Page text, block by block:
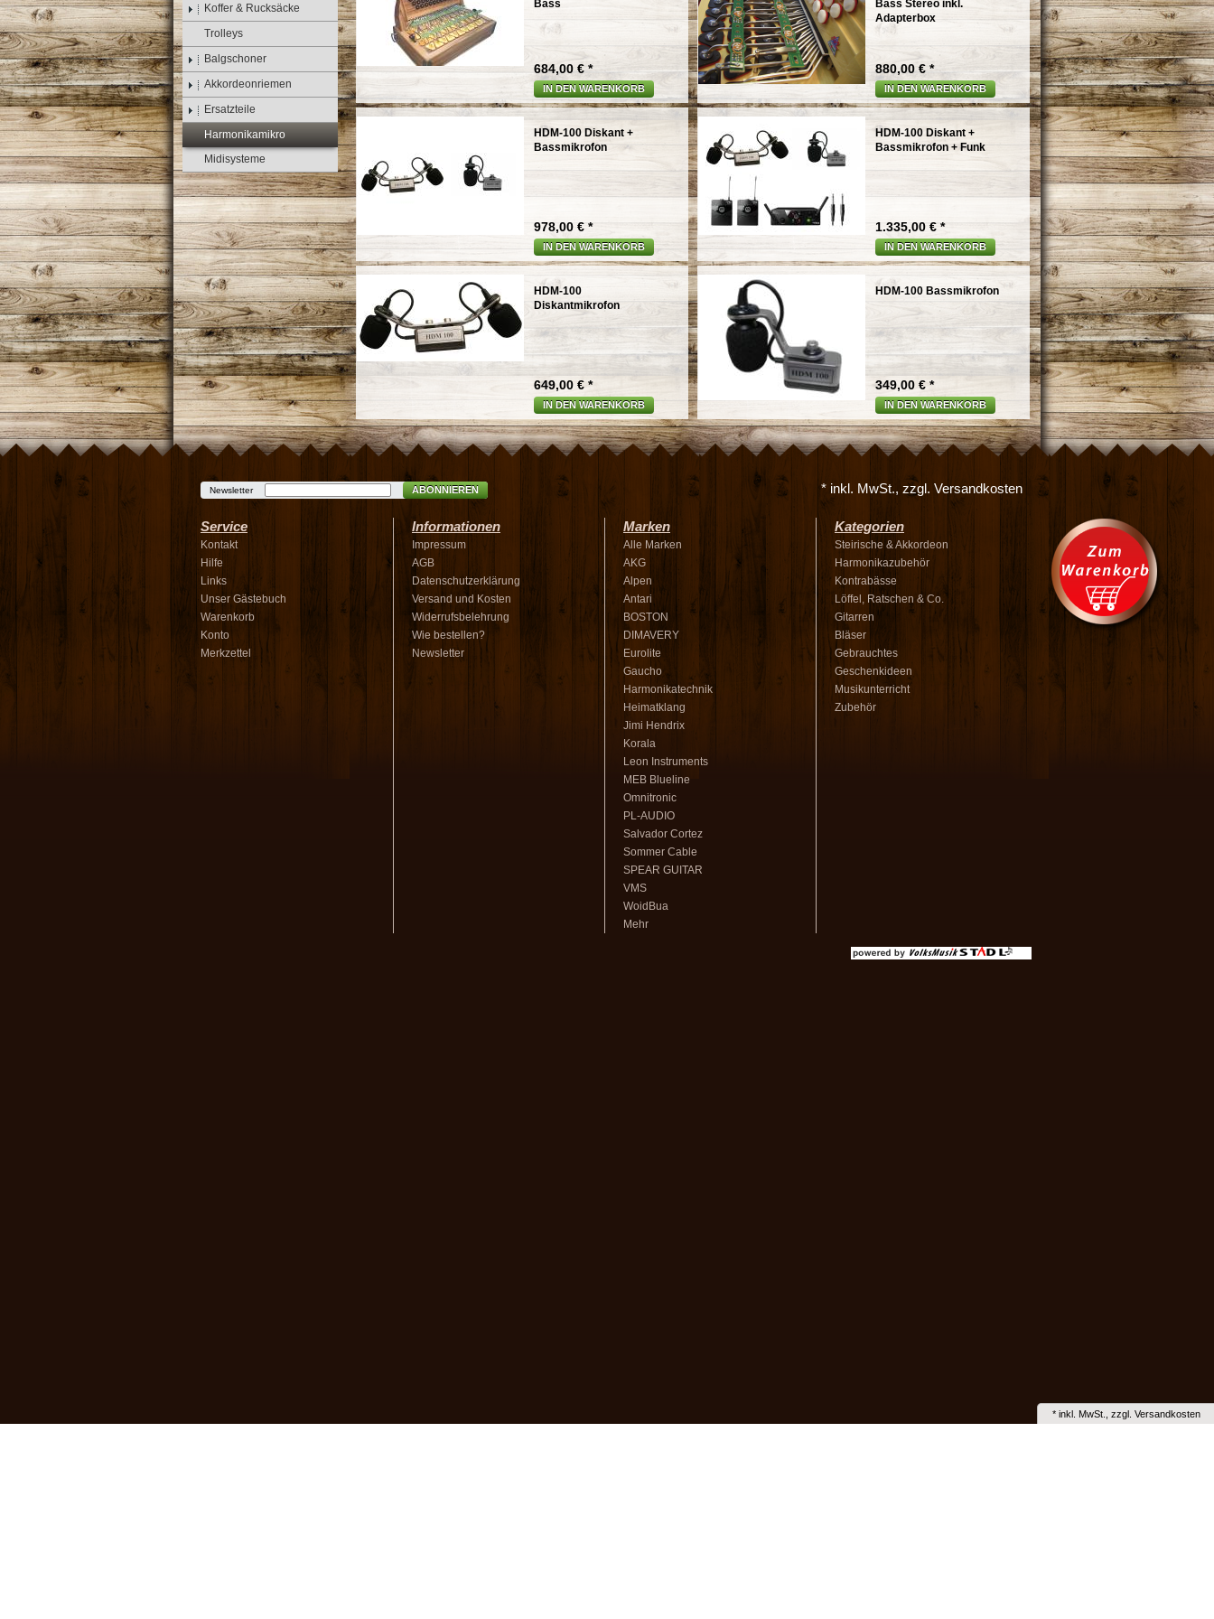
Koffer & Rucksäcke
Trolleys
Balgschoner
Akkordeonriemen
Ersatzteile
Harmonikamikro
Midisysteme
Bass
684,00 € *
IN DEN WARENKORB
Bass Stereo inkl.
Adapterbox
880,00 € *
IN DEN WARENKORB
HDM-100 Diskant +
Bassmikrofon
978,00 € *
IN DEN WARENKORB
HDM-100 Diskant +
Bassmikrofon + Funk
1.335,00 € *
IN DEN WARENKORB
HDM-100
Diskantmikrofon
649,00 € *
IN DEN WARENKORB
HDM-100 Bassmikrofon
349,00 € *
IN DEN WARENKORB
Newsletter ABONNIEREN * inkl. MwSt., zzgl. Versandkosten
Service
Kontakt
Hilfe
Links
Unser Gästebuch
Warenkorb
Konto
Merkzettel
Informationen
Impressum
AGB
Datenschutzerklärung
Versand und Kosten
Widerrufsbelehrung
Wie bestellen?
Newsletter
Marken
Alle Marken
AKG
Alpen
Antari
BOSTON
DIMAVERY
Eurolite
Gaucho
Harmonikatechnik
Heimatklang
Jimi Hendrix
Korala
Leon Instruments
MEB Blueline
Omnitronic
PL-AUDIO
Salvador Cortez
Sommer Cable
SPEAR GUITAR
VMS
WoidBua
Mehr
Kategorien
Steirische & Akkordeon
Harmonikazubehör
Kontrabässe
Löffel, Ratschen & Co.
Gitarren
Bläser
Gebrauchtes
Geschenkideen
Musikunterricht
Zubehör
* inkl. MwSt., zzgl. Versandkosten